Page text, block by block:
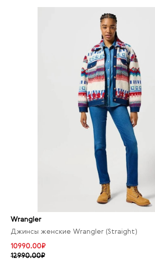
Wrangler
Джинсы женские Wrangler (Straight)
10990.00₽
12990.00₽